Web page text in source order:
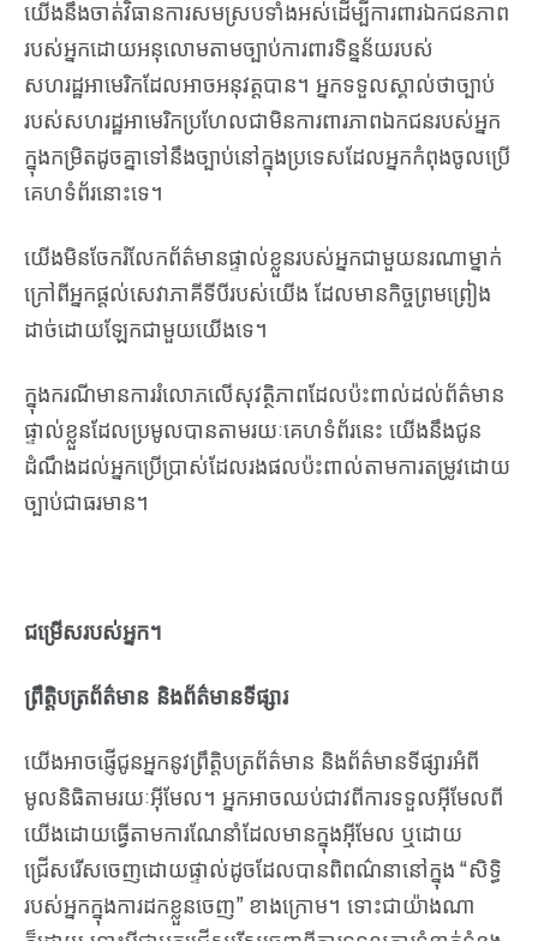
យើងនឹងចាត់វិធានការសមស្របទាំងអស់ដើម្បីការពារឯកជនភាព
របស់អ្នកដោយអនុលោមតាមច្បាប់ការពារទិន្នន័យរបស់
សហរដ្ឋអាមេរិកដែលអាចអនុវត្តបាន។ អ្នកទទួលស្គាល់ថាច្បាប់
របស់សហរដ្ឋអាមេរិកប្រហែលជាមិនការពារភាពឯកជនរបស់អ្នក
ក្នុងកម្រិតដូចគ្នាទៅនឹងច្បាប់នៅក្នុងប្រទេសដែលអ្នកកំពុងចូលប្រើ
គេហទំព័រនោះទេ។
យើងមិនចែករំលែកព័ត៌មានផ្ទាល់ខ្លួនរបស់អ្នកជាមួយនរណាម្នាក់
ក្រៅពីអ្នកផ្តល់សេវាភាគីទីបីរបស់យើង ដែលមានកិច្ចព្រមព្រៀង
ដាច់ដោយឡែកជាមួយយើងទេ។
ក្នុងករណីមានការរំលោភលើសុវត្ថិភាពដែលប៉ះពាល់ដល់ព័ត៌មាន
ផ្ទាល់ខ្លួនដែលប្រមូលបានតាមរយៈគេហទំព័រនេះ យើងនឹងជូន
ដំណឹងដល់អ្នកប្រើប្រាស់ដែលរងផលប៉ះពាល់តាមការតម្រូវដោយ
ច្បាប់ជាធរមាន។
ជម្រើសរបស់អ្នក។
ព្រឹត្តិបត្រព័ត៌មាន និងព័ត៌មានទីផ្សារ
យើងអាចផ្ញើជូនអ្នកនូវព្រឹត្តិបត្រព័ត៌មាន និងព័ត៌មានទីផ្សារអំពី
មូលនិធិតាមរយៈអ៊ីមែល។ អ្នកអាចឈប់ជាវពីការទទួលអ៊ីមែលពី
យើងដោយធ្វើតាមការណែនាំដែលមានក្នុងអ៊ីមែល ឬដោយ
ជ្រើសរើសចេញដោយផ្ទាល់ដូចដែលបានពិពណ៌នានៅក្នុង “សិទ្ធិ
របស់អ្នកក្នុងការដកខ្លួនចេញ” ខាងក្រោម។ ទោះជាយ៉ាងណា